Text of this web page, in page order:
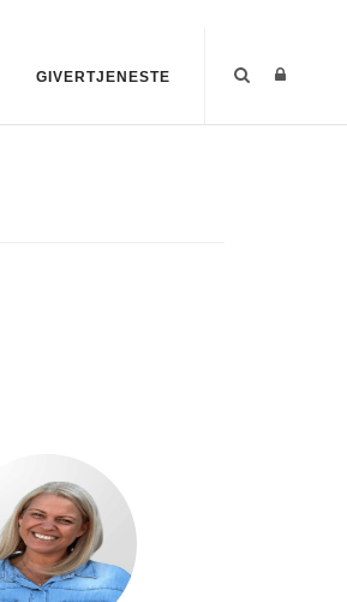
GIVERTJENESTE